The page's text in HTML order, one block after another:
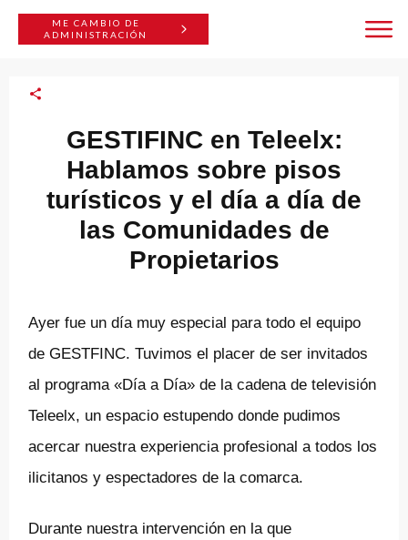
ME CAMBIO DE
ADMINISTRACIÓN
GESTIFINC en Teleelx:
Hablamos sobre pisos
turísticos y el día a día de
las Comunidades de
Propietarios
Ayer fue un día muy especial para todo el equipo
de GESTFINC. Tuvimos el placer de ser invitados
al programa «Día a Día» de la cadena de televisión
Teleelx, un espacio estupendo donde pudimos
acercar nuestra experiencia profesional a todos los
ilicitanos y espectadores de la comarca.
Durante nuestra intervención en la que